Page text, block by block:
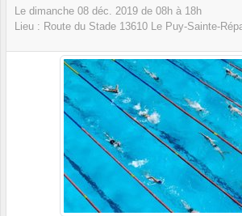
Le dimanche 08 déc. 2019 de 08h à 18h
Lieu : Route du Stade 13610 Le Puy-Sainte-